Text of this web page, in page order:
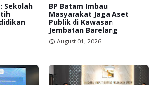
Sekolah
BP Batam Imbau
Masyarakat Jaga Aset
Publik di Kawasan
Jembatan Barelang
August 01, 2026